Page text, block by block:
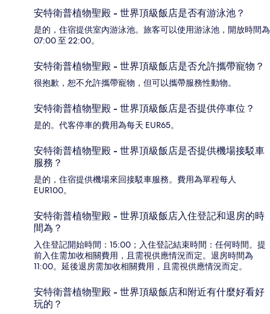
安特衛普植物聖殿 - 世界頂級飯店是否有游泳池？
是的，住宿提供室內游泳池。旅客可以使用游泳池，開放時間為
07:00 至 22:00。
安特衛普植物聖殿 - 世界頂級飯店是否允許攜帶寵物？
很抱歉，恕不允許攜帶寵物，但可以攜帶服務性動物。
安特衛普植物聖殿 - 世界頂級飯店是否提供停車位？
是的。代客停車的費用為每天 EUR65。
安特衛普植物聖殿 - 世界頂級飯店是否提供機場接駁車
服務？
是的，住宿提供機場來回接駁車服務。費用為單程每人
EUR100。
安特衛普植物聖殿 - 世界頂級飯店入住登記和退房的時
間為？
入住登記開始時間：15:00；入住登記結束時間：任何時間。提
前入住需加收相關費用，且需視供應情況而定。退房時間為
11:00。延後退房需加收相關費用，且需視供應情況而定。
安特衛普植物聖殿 - 世界頂級飯店和附近有什麼好看好
玩的？